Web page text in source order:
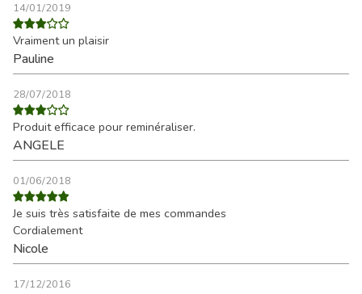
14/01/2019
Vraiment un plaisir
Pauline
28/07/2018
Produit efficace pour reminéraliser.
ANGELE
01/06/2018
Je suis très satisfaite de mes commandes
Cordialement
Nicole
17/12/2016